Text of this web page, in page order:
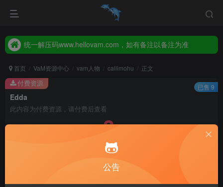
统一解压码www.hellovam.com，如有备注以备注为准
统一解压码www.hellovam.com，如有备注以备注为准
首页 VaM资源中心 vam人物 callimohu 正文
Edda
此内容为付费资源，请付费后查看
3
立即购买
付费资源 已售 9
公告